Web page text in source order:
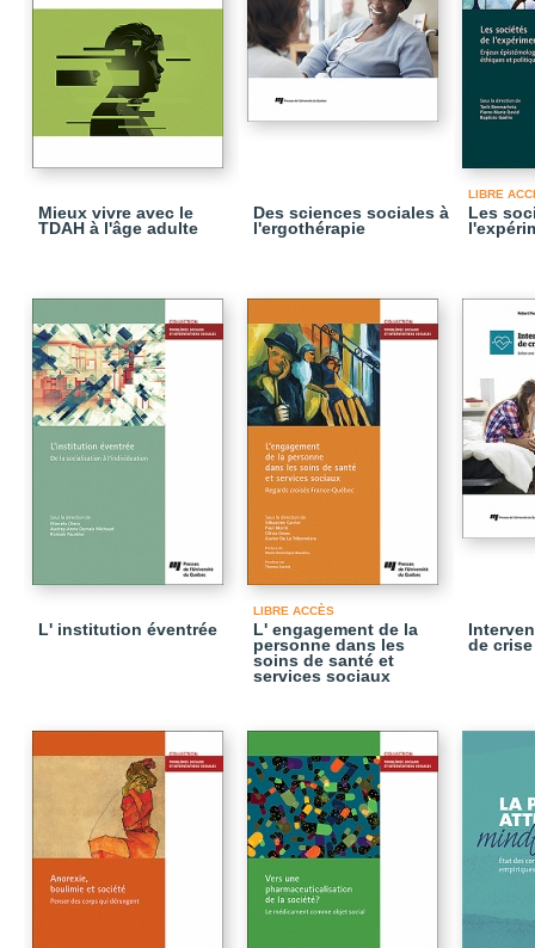
Mieux vivre avec le
TDAH à l'âge adulte
Des sciences sociales à
l'ergothérapie
LIBRE
Les
L' institution éventrée
LIBRE ACCÈS
L' engagement de la
personne dans les
soins de santé et
services sociaux
de